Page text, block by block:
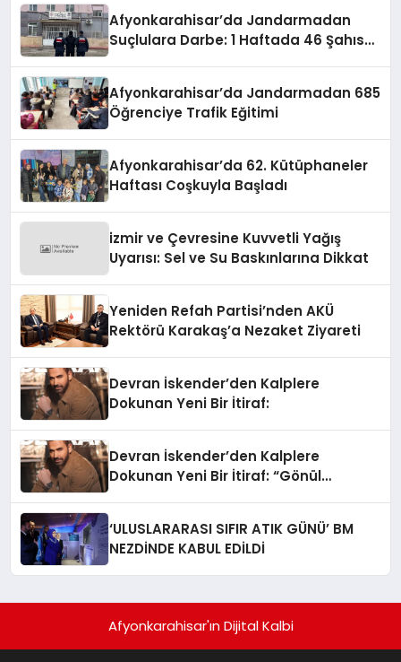
Afyonkarahisar’da Jandarmadan
Suçlulara Darbe: 1 Haftada 46 Şahıs
Afyonkarahisar’da Jandarmadan 685
Öğrenciye Trafik Eğitimi
Afyonkarahisar’da 62. Kütüphaneler
Haftası Coşkuyla Başladı
izmir ve Çevresine Kuvvetli Yağış
Uyarısı: Sel ve Su Baskınlarına Dikkat
Yeniden Refah Partisi’nden AKÜ
Rektörü Karakaş’a Nezaket Ziyareti
Devran İskender’den Kalplere
Dokunan Yeni Bir İtiraf:
Devran İskender’den Kalplere
Dokunan Yeni Bir İtiraf: “Gönül
‘ULUSLARARASI SIFIR ATIK GÜNÜ’ BM
NEZDİNDE KABUL EDİLDİ
Afyonkarahisar'ın Dijital Kalbi